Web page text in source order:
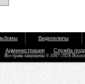
Видеоклипы
Администрация Служба
Все права защищены © 2007-2026